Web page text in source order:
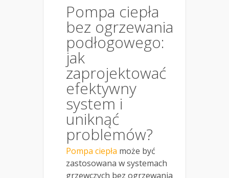
Pompa ciepła
bez ogrzewania
podłogowego:
jak
zaprojektować
efektywny
system i
uniknąć
problemów?
Pompa ciepła może być
zastosowana w systemach
grzewczych bez ogrzewania